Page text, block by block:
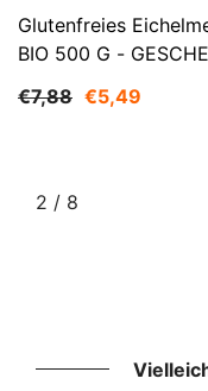
Glutenfreies
BIO 500 G -
€7,88 €5,49
2 / von
8